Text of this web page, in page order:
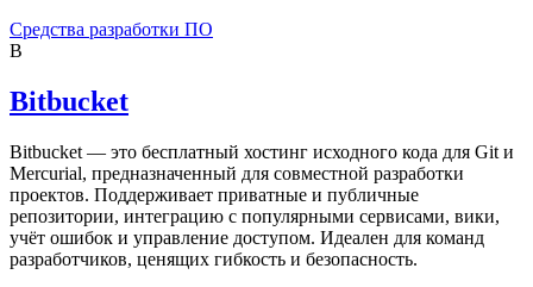
Средства разработки ПО
B
Bitbucket
Bitbucket — это бесплатный хостинг исходного кода для Git и
Mercurial, предназначенный для совместной разработки
проектов. Поддерживает приватные и публичные
репозитории, интеграцию с популярными сервисами, вики,
учёт ошибок и управление доступом. Идеален для команд
разработчиков, ценящих гибкость и безопасность.